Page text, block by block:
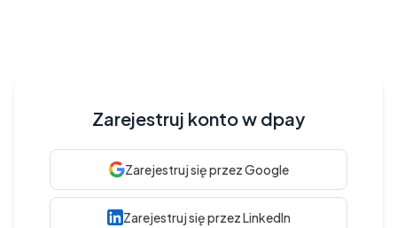
Zarejestruj konto w dpay
Zarejestruj się przez Google
Zarejestruj się przez LinkedIn